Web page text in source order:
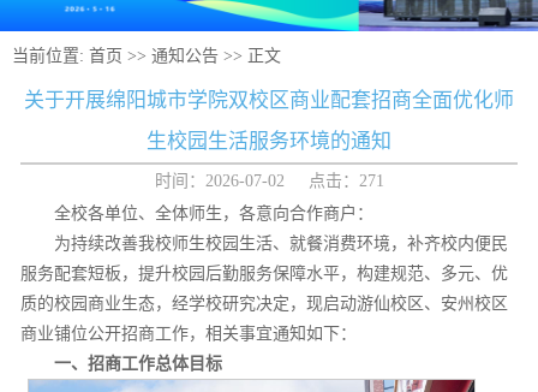
当前位置: 首页 >> 通知公告 >> 正文
关于开展绵阳城市学院双校区商业配套招商全面优化师
生校园生活服务环境的通知
时间：2026-07-02 点击： 271
全校各单位、全体师生，各意向合作商户：
为持续改善我校师生校园生活、就餐消费环境，补齐校内便民
服务配套短板，提升校园后勤服务保障水平，构建规范、多元、优
质的校园商业生态，经学校研究决定，现启动游仙校区、安州校区
商业铺位公开招商工作，相关事宜通知如下：
一、招商工作总体目标